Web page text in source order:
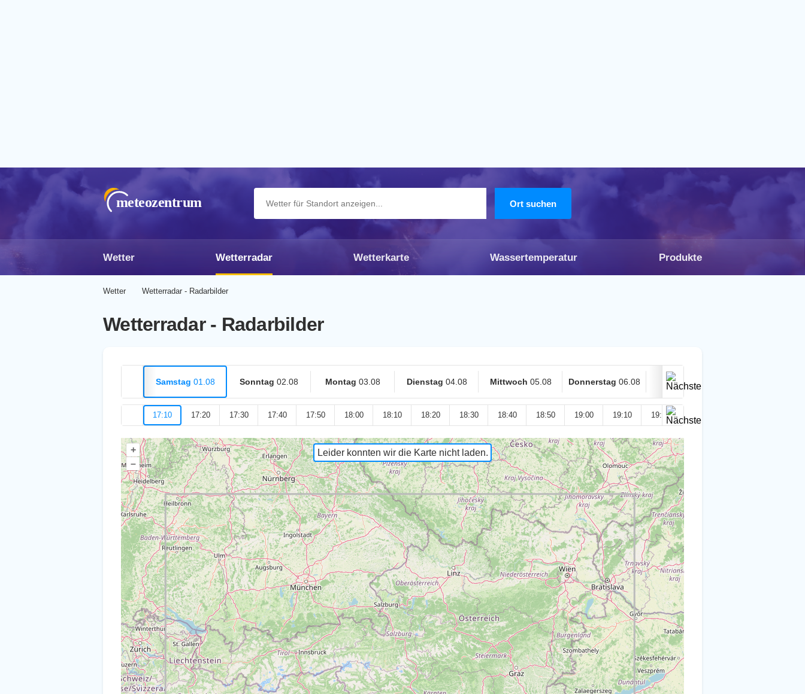
meteozentrum
Wetter Wetterradar Wetterkarte Wassertemperatur Produkte
Wetter Wetterradar - Radarbilder
Wetterradar - Radarbilder
Samstag 01.08 Sonntag 02.08 Montag 03.08 Dienstag 04.08 Mittwoch 05.08 Donnerstag 06.08 Heute 07.08
17:10 17:20 17:30 17:40 17:50 18:00 18:10 18:20 18:30 18:40 18:50 19:00 19:10 19:20 19:30
Leider konnten wir die Karte nicht laden.
+
–